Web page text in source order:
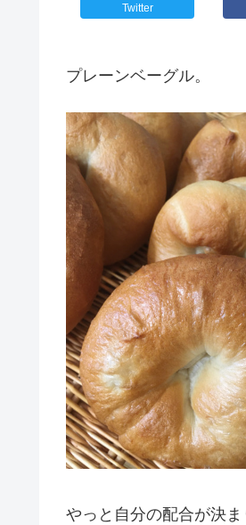
Twitter
プレーンベーグル。
やっと自分の配合が決